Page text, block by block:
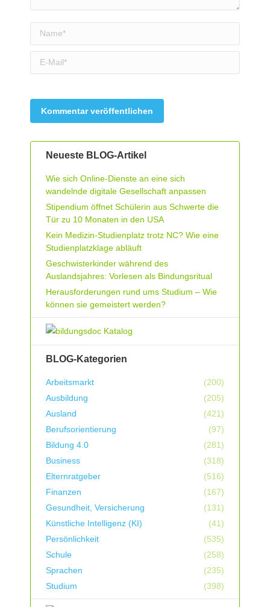
Name *
E-Mail *
Kommentar veröffentlichen
Neueste BLOG-Artikel
Wie sich Online-Dienste an eine sich
wandelnde digitale Gesellschaft anpassen
Stipendium öffnet Schülerin aus Schwerte die
Tür zu 10 Monaten in den USA
Kein Medizin-Studienplatz trotz NC? Wie eine
Studienplatzklage abläuft
Geschwisterkinder während des
Auslandsjahres: Vorlesen als Bindungsritual
Herausforderungen rund ums Studium – Wie
können sie gemeistert werden?
BLOG-Kategorien
Arbeitsmarkt
(200)
Ausbildung
(205)
Ausland
(421)
Berufsorientierung
(97)
Bildung 4.0
(281)
Business
(318)
Elternratgeber
(516)
Finanzen
(167)
Gesundheit, Versicherung
(131)
Künstliche Intelligenz (KI)
(41)
Persönlichkeit
(535)
Schule
(258)
Sprachen
(235)
Studium
(398)